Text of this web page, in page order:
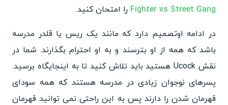
Fighter vs Street Gang را امتحان کنید.
در ادامه اوتصمیم دارد که مانند یک ریس یا قلدر مدرسه
باشد که همه از او بترسند و به او احترام‌ بگذارند. شما در
نقش Ucock هستید باید تلاش
کنید تا به اینجایگاه برسید.
پسرهای نوجوان زیادی در مدرسه هستند که همه سودای
قهرمان شدن رادارند پس به این راحتی نمی توانید قهرمان